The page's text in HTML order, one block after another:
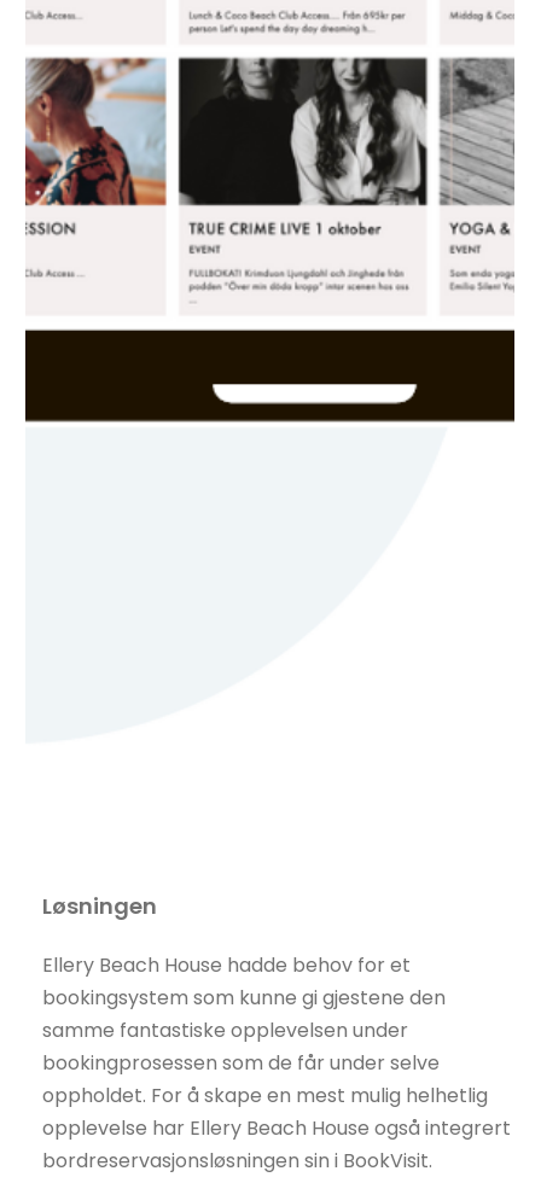
Løsningen
Ellery Beach House hadde behov for et
bookingsystem som kunne gi gjestene den
samme fantastiske opplevelsen under
bookingprosessen som de får under selve
oppholdet. For å skape en mest mulig helhetlig
opplevelse har Ellery Beach House også integrert
bordreservasjonsløsningen sin i BookVisit.